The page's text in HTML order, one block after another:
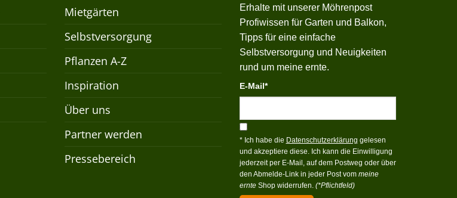
Mietgärten
Selbstversorgung
Pflanzen A-Z
Inspiration
Über uns
Partner werden
Pressebereich
Erhalte mit unserer Möhrenpost
Profiwissen für Garten und Balkon,
Tipps für eine einfache
Selbstversorgung und Neuigkeiten
rund um meine ernte.
E-Mail*
* Ich habe die Datenschutzerklärung gelesen
und akzeptiere diese. Ich kann die Einwilligung
jederzeit per E-Mail, auf dem Postweg oder über
den Abmelde-Link in jeder Post vom meine
ernteShop widerrufen. (*Pflichtfeld)